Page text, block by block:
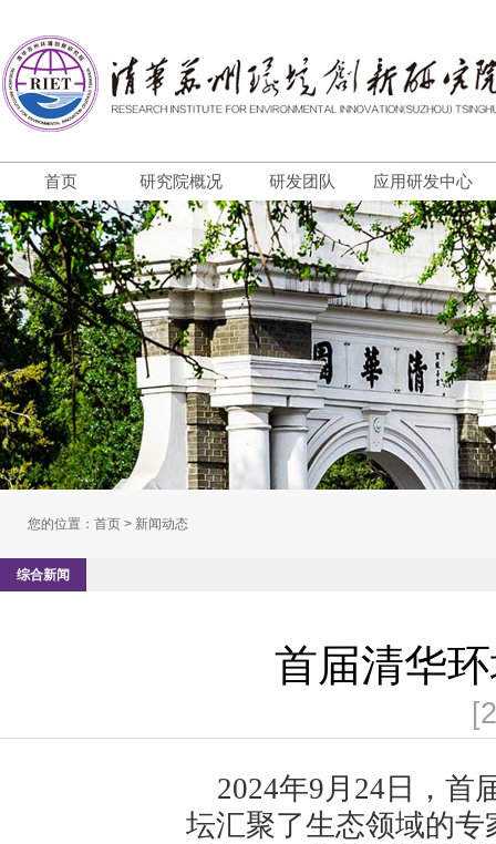
首页 研究院概况 研发团队 应用研发中心
您的位置： 首页 > 新闻动态
综合新闻
首届清华
2024年9月24日，首
坛汇聚了生态领域的